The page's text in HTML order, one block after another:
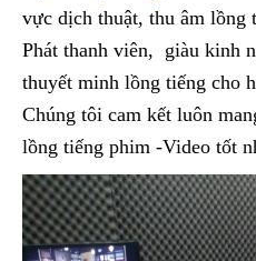
vực dịch thuật, thu âm lồng
Phát thanh viên, giàu kinh
thuyết minh lồng tiếng cho
Chúng tôi cam kết luôn
lồng tiếng phim -Video tốt